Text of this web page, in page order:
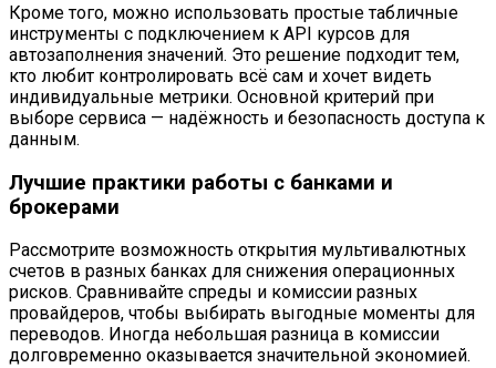
Кроме того, можно использовать простые табличные
инструменты с подключением к API курсов для
автозаполнения значений. Это решение подходит тем,
кто любит контролировать всё сам и хочет видеть
индивидуальные метрики. Основной критерий при
выборе сервиса — надёжность и безопасность доступа к
данным.
Лучшие практики работы с банками и
брокерами
Рассмотрите возможность открытия мультивалютных
счетов в разных банках для снижения операционных
рисков. Сравнивайте спреды и комиссии разных
провайдеров, чтобы выбирать выгодные моменты для
переводов. Иногда небольшая разница в комиссии
долговременно оказывается значительной экономией.